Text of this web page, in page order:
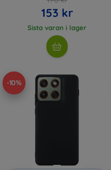
153 kr
Sista varan i lager
-10%